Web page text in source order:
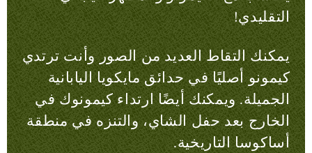
التقليدي!
يمكنك التقاط العديد من الصور وأنت ترتدي
كيمونو أصليًا في حدائق مايكويا اليابانية
الجميلة. ويمكنك أيضًا ارتداء كيمونوك في
الخارج بعد حفل الشاي، والتنزه في منطقة
أساكوسا التاريخية.